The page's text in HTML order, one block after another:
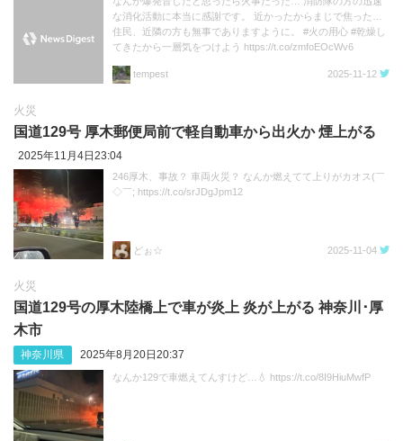
な消化活動に本当に感謝です。 近かったからまじで焦った…
住民、近隣の方も無事でありますように。 #火の用心 #乾燥し
てきたから一層気をつけよう https://t.co/zmfoEOcWv6
tempest 2025-11-12
火災
国道129号 厚木郵便局前で軽自動車から出火か 煙上がる
2025年11月4日23:04
246厚木、事故？ 車両火災？ なんか燃えてて上りがカオス(￣
◇￣; https://t.co/srJDgJpm12
どぉ☆ 2025-11-04
火災
国道129号の厚木陸橋上で車が炎上 炎が上がる 神奈川･厚
木市
神奈川県 2025年8月20日20:37
なんか129で車燃えてんすけど…💧 https://t.co/8I9HiuMwfP